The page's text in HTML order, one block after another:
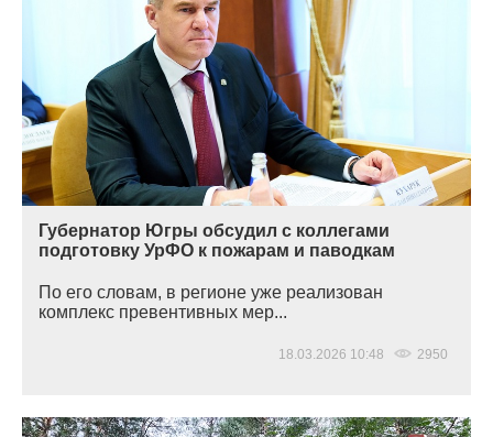
Губернатор Югры обсудил с коллегами
подготовку УрФО к пожарам и паводкам
По его словам, в регионе уже реализован
комплекс превентивных мер...
18.03.2026 10:48 2950